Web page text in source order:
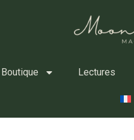
Boutique Lectures